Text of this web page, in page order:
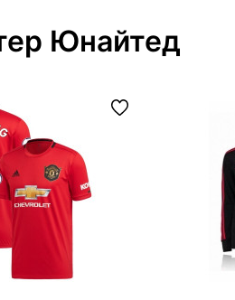
Юнайтед